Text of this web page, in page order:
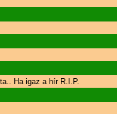
Ha igaz a hír R.I.P.